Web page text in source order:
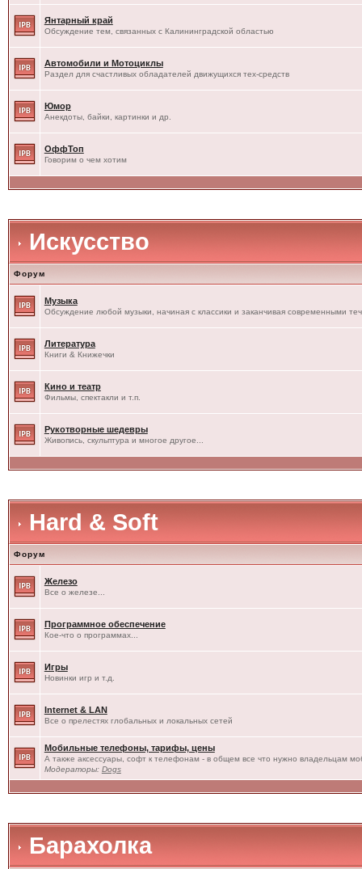
Янтарный край
Обсуждение тем, связанных с Калининградской областью
Автомобили и Мотоциклы
Раздел для счастливых обладателей движущихся тех-средств
Юмор
Анекдоты, байки, картинки и др.
ОффТоп
Говорим о чем хотим
Искусство
Форум
Музыка
Обсуждение любой музыки, начиная с классики и заканчивая современными
Литература
Книги & Книжечки
Кино и театр
Фильмы, спектакли и т.п.
Рукотворные шедевры
Живопись, скульптура и многое другое...
Hard & Soft
Форум
Железо
Все о железе...
Программное обеспечение
Кое-что о программах...
Игры
Новинки игр и т.д.
Internet & LAN
Все о прелестях глобальных и локальных сетей
Мобильные телефоны, тарифы, цены
А также аксессуары, софт к телефонам - в общем все что нужно владельцам
Модераторы: Dogs
Барахолка